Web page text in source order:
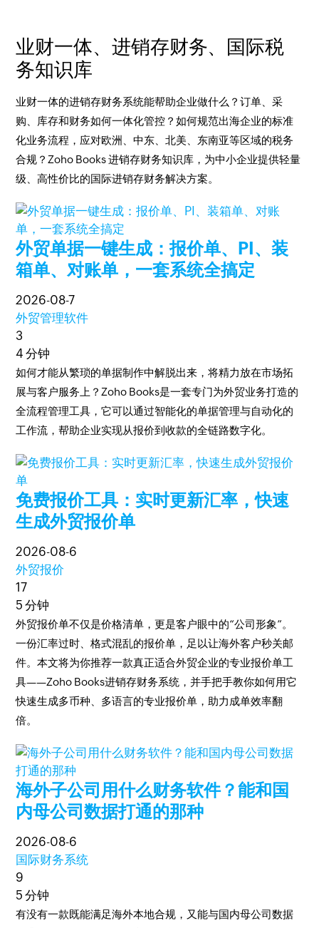
业财一体、进销存财务、国际税
务知识库
业财一体的进销存财务系统能帮助企业做什么？订单、采
购、库存和财务如何一体化管控？如何规范出海企业的标准
化业务流程，应对欧洲、中东、北美、东南亚等区域的税务
合规？Zoho Books 进销存财务知识库，为中小企业提供轻量
级、高性价比的国际进销存财务解决方案。
外贸单据一键生成：报价单、PI、装
箱单、对账单，一套系统全搞定
2026-08-7
外贸管理软件
3
4 分钟
如何才能从繁琐的单据制作中解脱出来，将精力放在市场拓
展与客户服务上？Zoho Books是一套专门为外贸业务打造的
全流程管理工具，它可以通过智能化的单据管理与自动化的
工作流，帮助企业实现从报价到收款的全链路数字化。
免费报价工具：实时更新汇率，快速
生成外贸报价单
2026-08-6
外贸报价
17
5 分钟
外贸报价单不仅是价格清单，更是客户眼中的“公司形象”。
一份汇率过时、格式混乱的报价单，足以让海外客户秒关邮
件。本文将为你推荐一款真正适合外贸企业的专业报价单工
具——Zoho Books进销存财务系统，并手把手教你如何用它
快速生成多币种、多语言的专业报价单，助力成单效率翻
倍。
海外子公司用什么财务软件？能和国
内母公司数据打通的那种
2026-08-6
国际财务系统
9
5 分钟
有没有一款既能满足海外本地合规，又能与国内母公司数据